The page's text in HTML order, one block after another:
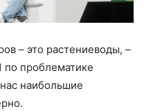
– ​это растениеводы, –
проблематике
наибольшие